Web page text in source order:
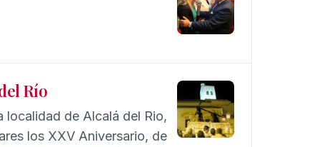
Río
localidad de Alcalá del Rio,
los XXV Aniversario, de